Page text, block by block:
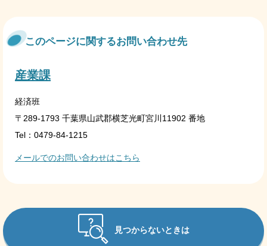
このページに関するお問い合わせ先
産業課
経済班
〒289-1793 千葉県山武郡横芝光町宮川11902 番地
Tel：0479-84-1215
メールでのお問い合わせはこちら
見つからないときは